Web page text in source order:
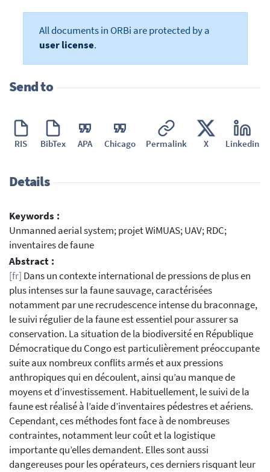
All documents in ORBi are protected by a
user license.
Send to
RIS BibTex APA Chicago Permalink X Linkedin
Details
Keywords :
Unmanned aerial system; projet WiMUAS; UAV; RDC;
inventaires de faune
Abstract :
[fr] Dans un contexte international de pressions de plus en
plus intenses sur la faune sauvage, caractérisées
notamment par une recrudescence intense du braconnage,
le suivi régulier de la faune est essentiel pour assurer sa
conservation. La situation de la biodiversité en République
Démocratique du Congo est particulièrement préoccupante
suite aux nombreux conflits armés et aux pressions
anthropiques qui en découlent, ainsi qu’au manque de
moyens et d’investissement. Habituellement, le suivi de la
faune est réalisé à l’aide d’inventaires pédestres et aériens.
Cependant, ces méthodes font face à de nombreuses
contraintes, notamment leur coût et la logistique
importante qu’elles demandent. Elles sont aussi
dangereuses pour les opérateurs, ces derniers risquant leur